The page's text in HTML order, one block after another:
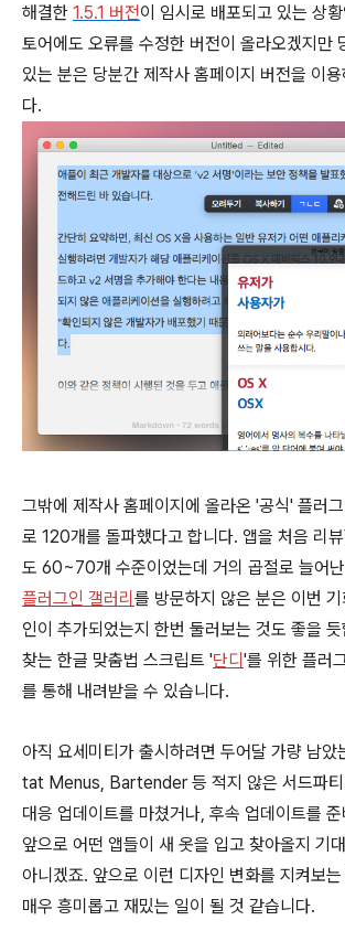
해결한 1.5.1 버전이 임시로 배포되고 있는 상
토어에도 오류를 수정한 버전이 올라오겠지만
있는 분은 당분간 제작사 홈페이지 버전을 이용
다.
그밖에 제작사 홈페이지에 올라온 '공식' 플러
로 120개를 돌파했다고 합니다. 앱을 처음 리
도 60~70개 수준이었는데 거의 곱절로 늘어
플러그인 갤러리 를 방문하지 않은 분은 이번
인이 추가되었는지 한번 둘러보는 것도 좋을 듯
찾는 한글 맞춤법 스크립트 '단디 '를 위한 플러
를 통해 내려받을 수 있습니다.
아직 요세미티가 출시하려면 두어달 가량 남
tat Menus, Bartender 등 적지 않은 서드파티
대응 업데이트를 마쳤거나, 후속 업데이트를
앞으로 어떤 앱들이 새 옷을 입고 찾아올지 기
아니겠죠. 앞으로 이런 디자인 변화를 지켜보
매우 흥미롭고 재밌는 일이 될 것 같습니다.